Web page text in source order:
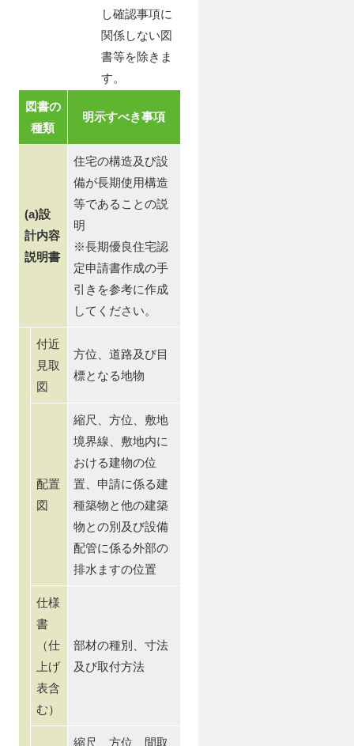
し確認事項に
関係しない図
書等を除きま
す。
図書の
種類
明示すべき事項
(a)設
計内容
説明書
住宅の構造及び設
備が長期使用構造
等であることの説
明
※長期優良住宅認
定申請書作成の手
引きを参考に作成
してください。
付近
見取
図
方位、道路及び目
標となる地物
配置
図
縮尺、方位、敷地
境界線、敷地内に
おける建物の位
置、申請に係る建
種築物と他の建築
物との別及び設備
配管に係る外部の
排水ますの位置
仕様
書
（仕
上げ
表含
む）
部材の種別、寸法
及び取付方法
縮尺、方位、間取